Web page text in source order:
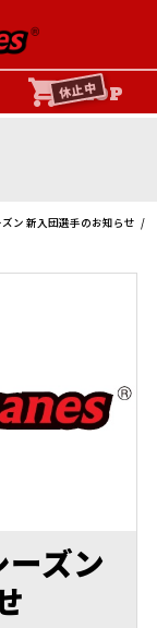
SHOP
休止中
ズン 新入団選手のお知らせ
ーズン